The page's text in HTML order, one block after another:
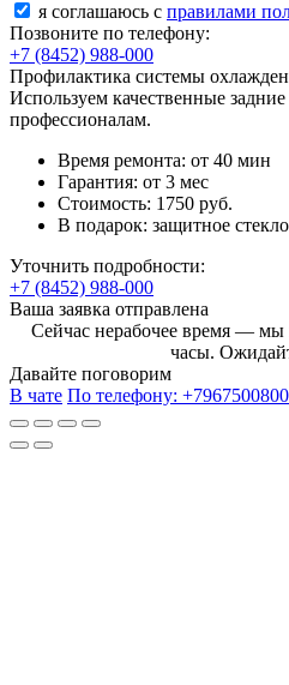
я соглашаюсь c правилами
Позвоните по телефону:
+7 (8452) 988-000
Профилактика системы
Используем качественные
профессионалам.
Время ремонта: от 40 мин
Гарантия: от 3 мес
Стоимость: 1750 руб.
В подарок: защитное стекло
Уточнить подробности:
+7 (8452) 988-000
Ваша заявка отправлена
Сейчас нерабочее время — мы
часы.
Давайте поговорим
В чате По телефону: